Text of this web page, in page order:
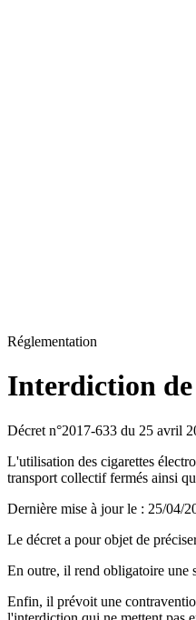
Réglementation
Interdiction
Décret n°2017-633 du 25 avril
L'utilisation des cigarettes
transport collectif fermés ainsi
Dernière mise à jour le : 25/04/
Le décret a pour objet de
En outre, il rend obligatoire une
Enfin, il prévoit une